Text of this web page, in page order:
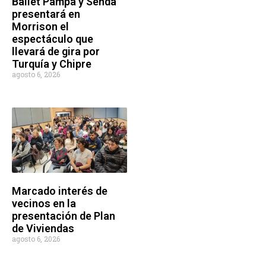
presentará en
Morrison el
espectáculo que
llevará de gira por
Turquía y Chipre
agosto 6, 2026
Marcado interés de
vecinos en la
presentación de Plan
de Viviendas
agosto 6, 2026